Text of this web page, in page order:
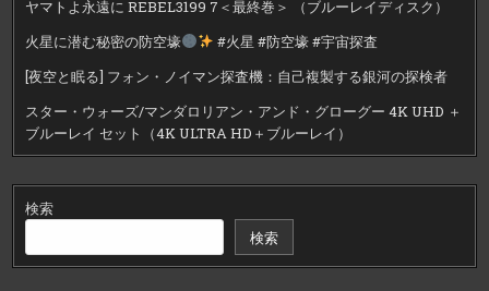
ヤマトよ永遠に REBEL3199 7＜最終巻＞ （ブルーレイディスク）
火星に潜む秘密の防空壕
#火星 #防空壕 #宇宙探査
[夜空と眠る] フォン・ノイマン探査機：自己複製する銀河の探検者
スター・ウォーズ/マンダロリアン・アンド・グローグー 4K UHD ＋
ブルーレイ セット（4K ULTRA HD＋ブルーレイ）
検索
検索